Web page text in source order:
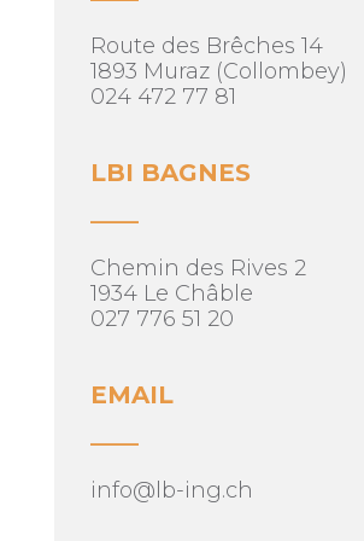
Route des Brêches 14
1893 Muraz (Collombey)
024 472 77 81
LBI BAGNES
Chemin des Rives 2
1934 Le Châble
027 776 51 20
EMAIL
info@lb-ing.ch